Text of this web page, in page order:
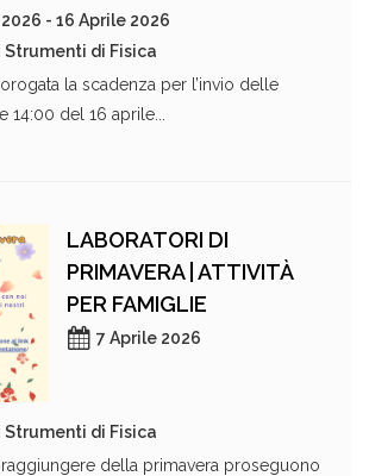
- 16 Aprile 2026
Strumenti di Fisica
la scadenza per l’invio delle
del 16 aprile...
LABORATORI DI
PRIMAVERA | ATTIVITÀ
PER FAMIGLIE
7 Aprile 2026
Strumenti di Fisica
della primavera proseguono